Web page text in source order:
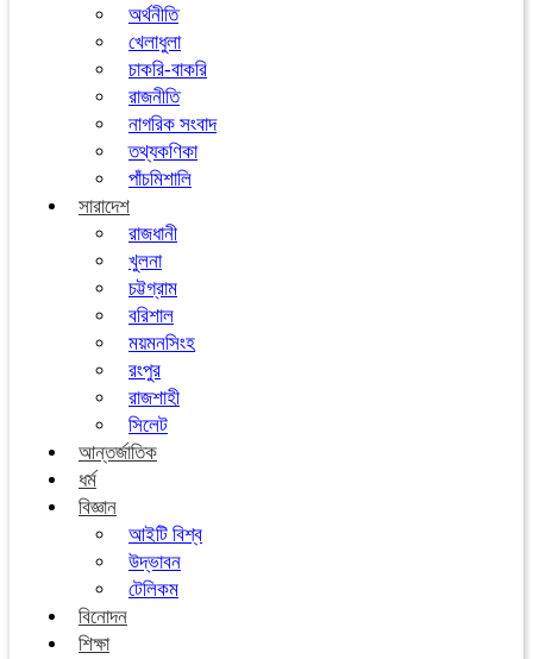
অর্থনীতি
খেলাধুলা
চাকরি-বাকরি
রাজনীতি
নাগরিক সংবাদ
তথ্যকণিকা
পাঁচমিশালি
সারাদেশ
রাজধানী
খুলনা
চট্টগ্রাম
বরিশাল
ময়মনসিংহ
রংপুর
রাজশাহী
সিলেট
আন্তর্জাতিক
ধর্ম
বিজ্ঞান
আইটি বিশ্ব
উদ্ভাবন
টেলিকম
বিনোদন
শিক্ষা